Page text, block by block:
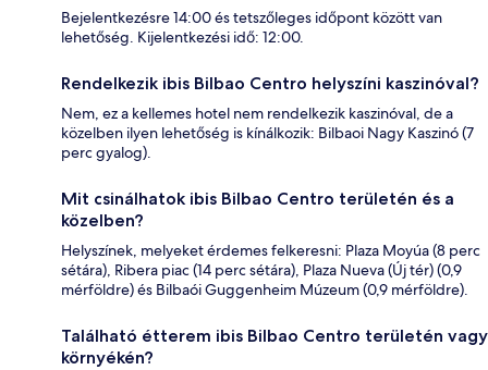
Bejelentkezésre 14:00 és tetszőleges időpont között van
lehetőség. Kijelentkezési idő: 12:00.
Rendelkezik ibis Bilbao Centro helyszíni kaszinóval?
Nem, ez a kellemes hotel nem rendelkezik kaszinóval, de a
közelben ilyen lehetőség is kínálkozik: Bilbaoi Nagy Kaszinó (7
perc gyalog).
Mit csinálhatok ibis Bilbao Centro területén és a
közelben?
Helyszínek, melyeket érdemes felkeresni: Plaza Moyúa (8 perc
sétára), Ribera piac (14 perc sétára), Plaza Nueva (Új tér) (0,9
mérföldre) és Bilbaói Guggenheim Múzeum (0,9 mérföldre).
Található étterem ibis Bilbao Centro területén vagy
környékén?